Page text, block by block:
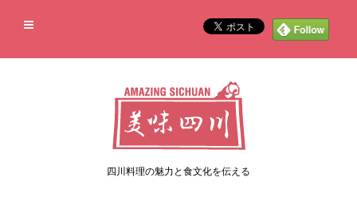
四川料理の魅力と食文化を伝える